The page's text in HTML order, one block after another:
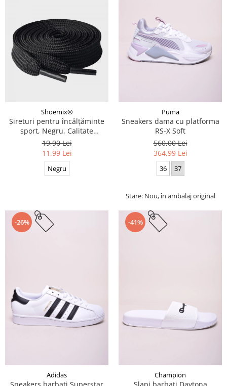
Shoemix®
Șireturi pentru încălțăminte
sport, Negru, Calitate
premium, 110 cm x 0.8 cm
19,90 Lei
11,99 Lei
Negru
Puma
Sneakers dama cu platforma
RS-X Soft
560,00 Lei
364,99 Lei
36 37
Stare: Nou, în ambalaj original
-26%
Adidas
Sneakers barbati Superstar
-41%
Champion
Slapi barbati Daytona